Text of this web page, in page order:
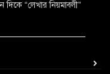
দিকে “লেখার নিয়মাবলী”